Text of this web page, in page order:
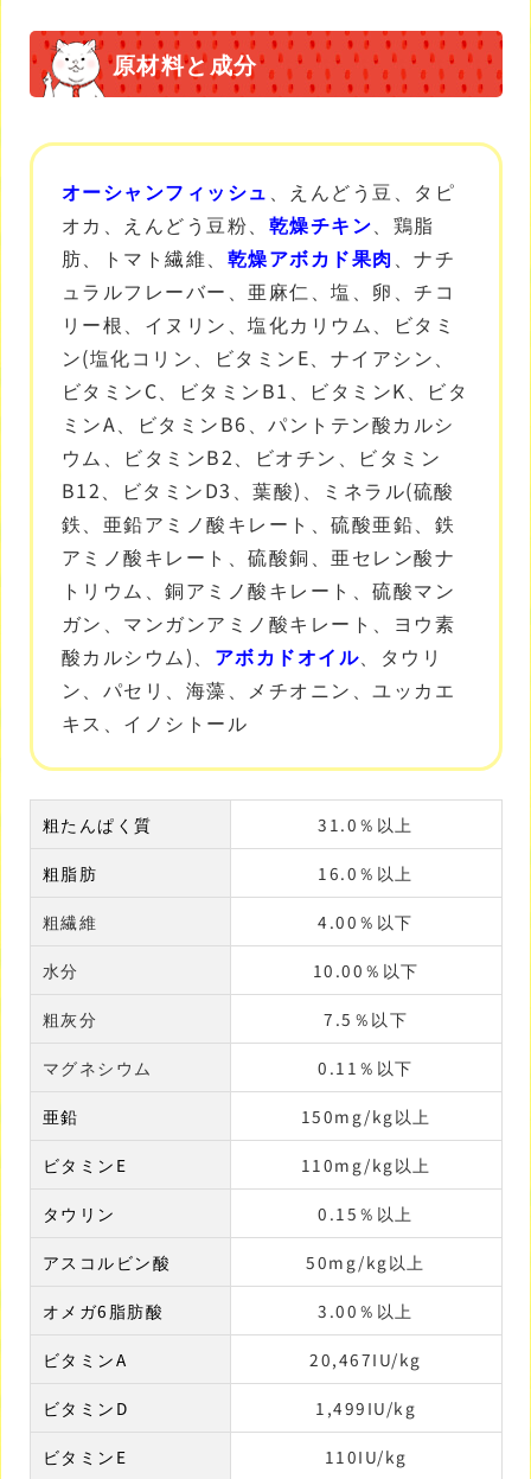
原材料と成分
オーシャンフィッシュ 、えんどう豆、タピ
オカ、えんどう豆粉、 乾燥チキン、鶏脂
肪、トマト繊維、 乾燥アボカド果肉 、ナチ
ュラルフレーバー、亜麻仁、塩、 卵 、チコ
リー根、イヌリン、塩化カリウム、ビタミ
ン(塩化コリン、ビタミンE、ナイアシン、
ビタミンC、ビタミンB1、ビタミンK、ビタ
ミンA、ビタミンB6、パントテン酸カルシ
ウム、ビタミンB2、ビオチン、ビタミン
B12、ビタミンD3、葉酸)、ミネラル(硫酸
鉄、亜鉛アミノ酸キレート、硫酸亜鉛、鉄
アミノ酸キレート、硫酸銅、亜セレン酸ナ
トリウム、銅アミノ酸キレート、硫酸マン
ガン、マンガンアミノ酸キレート、ヨウ素
酸カルシウム)、 アボカドオイル、タウリ
ン、パセリ、海藻、メチオニン、ユッカエ
キス、イノシトール
粗たんぱく質 31.0％以上
粗脂肪 16.0％以上
粗繊維 4.00％以下
水分 10.00％以下
粗灰分 7.5％以下
マグネシウム 0.11％以下
亜鉛 150mg/kg以上
ビタミンE 110mg/kg以上
タウリン 0.15％以上
アスコルビン酸 50mg/kg以上
オメガ6脂肪酸 3.00％以上
ビタミンA 20,467IU/kg
ビタミンD 1,499IU/kg
ビタミンE 110IU/kg